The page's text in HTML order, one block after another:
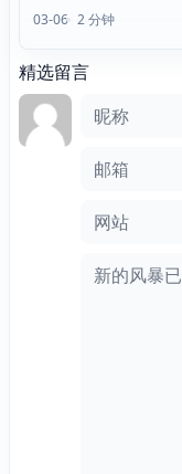
03-06 2 分钟
精选留言
昵称
邮箱
网站
评论框